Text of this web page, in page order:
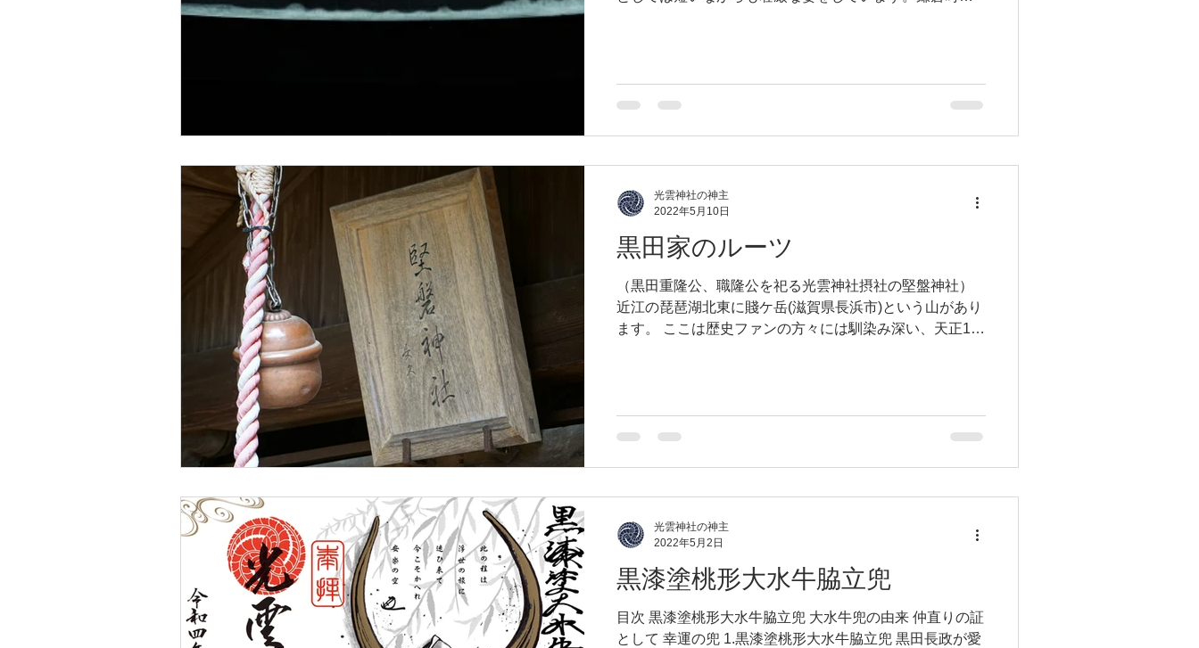
黒田家のルーツ
（黒田重隆公、職隆公を祀る光雲神社摂社の堅盤神社）
近江の琵琶湖北東に賤ケ岳(滋賀県長浜市)という山があり
ます。 ここは歴史ファンの方々には馴染み深い、天正11
光雲神社の神主
2022年5月10日
黒漆塗桃形大水牛脇立兜
目次 黒漆塗桃形大水牛脇立兜 大水牛兜の由来 仲直りの証
として 幸運の兜 1.黒漆塗桃形大水牛脇立兜 黒田長政が愛
光雲神社の神主
2022年5月2日